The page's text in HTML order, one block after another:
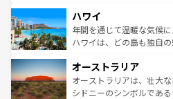
ば市内交通費無料で観光を楽し
着のスイス情報はコンテ
のような巨大都市は、観
ンメントが詰まった刺激
西部には大自然が広がり
部のニューオーリンズでは
文化が魅力。旅行者はア
しみながら、その多様性
ハワイ
年間を通じて温暖な気候
ハワイは、どの島も独自
ワイ島は見逃せない。また
島だが、静かな自然を求
おすすめ。エメラルドグ
オーストラリア
オーストラリアは、壮大
シドニーのシンボルであ